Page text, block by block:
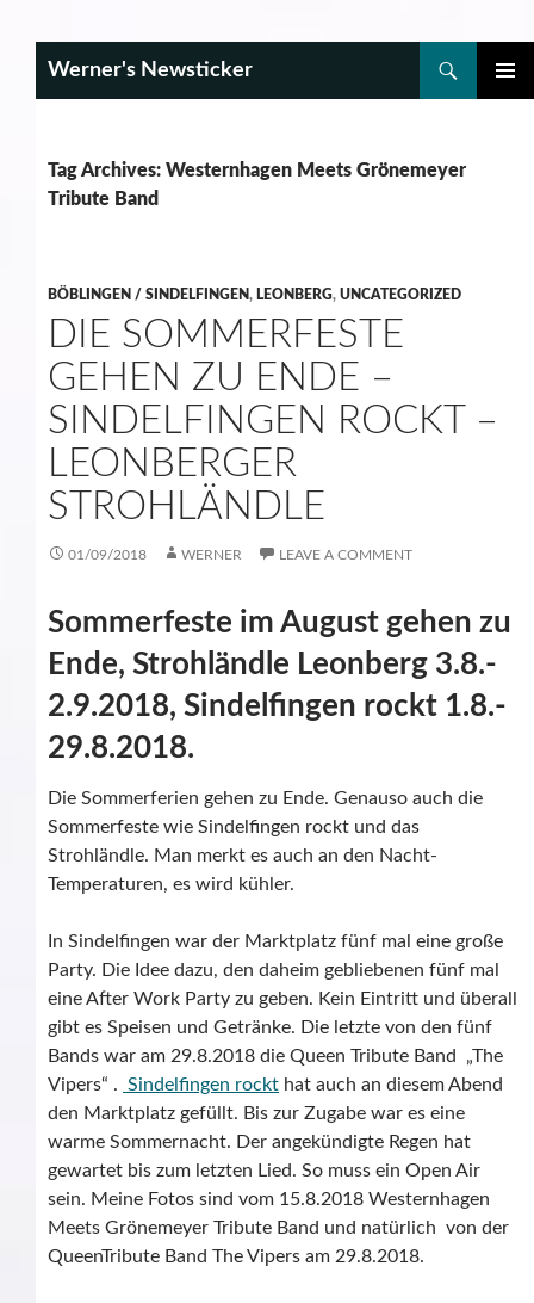
Werner's Newsticker
Tag Archives: Westernhagen Meets Grönemeyer
Tribute Band
BÖBLINGEN / SINDELFINGEN, LEONBERG, UNCATEGORIZED
DIE SOMMERFESTE
GEHEN ZU ENDE –
SINDELFINGEN ROCKT –
LEONBERGER
STROHLÄNDLE
01/09/2018 WERNER LEAVE A COMMENT
Sommerfeste im August gehen zu
Ende, Strohländle Leonberg 3.8.-
2.9.2018, Sindelfingen rockt 1.8.-
29.8.2018.
Die Sommerferien gehen zu Ende. Genauso auch die
Sommerfeste wie Sindelfingen rockt und das
Strohländle. Man merkt es auch an den Nacht-
Temperaturen, es wird kühler.
In Sindelfingen war der Marktplatz fünf mal eine große
Party. Die Idee dazu, den daheim gebliebenen fünf mal
eine After Work Party zu geben. Kein Eintritt und überall
gibt es Speisen und Getränke. Die letzte von den fünf
Bands war am 29.8.2018 die Queen Tribute Band „The
Vipers“ . Sindelfingen rockt hat auch an diesem Abend
den Marktplatz gefüllt. Bis zur Zugabe war es eine
warme Sommernacht. Der angekündigte Regen hat
gewartet bis zum letzten Lied. So muss ein Open Air
sein. Meine Fotos sind vom 15.8.2018 Westernhagen
Meets Grönemeyer Tribute Band und natürlich von der
QueenTribute Band The Vipers am 29.8.2018.